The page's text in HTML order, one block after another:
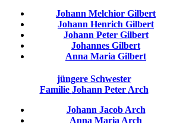
Johann Melchior Gilbert
Johann Henrich Gilbert
Johann Peter Gilbert
Johannes Gilbert
Anna Maria Gilbert
jüngere Schwester
Familie Johann Peter Arch
Johann Jacob Arch
Anna Maria Arch